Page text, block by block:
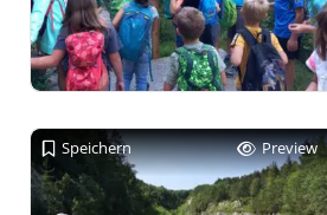
Speichern Preview